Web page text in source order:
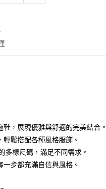
鞋，展現優雅與舒適的完美結合。
輕鬆搭配各種風格服飾。
多樣尺碼，滿足不同需求。
一步都充滿自信與風格。